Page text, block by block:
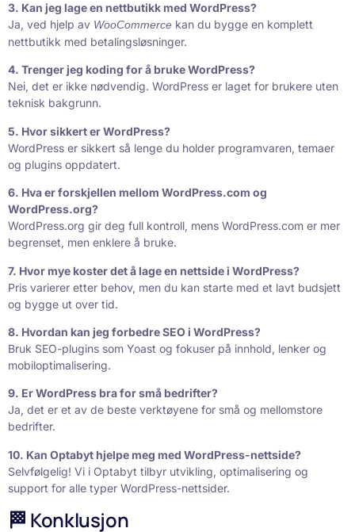
3. Kan jeg lage en nettbutikk med WordPress?
Ja, ved hjelp av WooCommerce kan du bygge en komplett
nettbutikk med betalingsløsninger.
4. Trenger jeg koding for å bruke WordPress?
Nei, det er ikke nødvendig. WordPress er laget for brukere uten
teknisk bakgrunn.
5. Hvor sikkert er WordPress?
WordPress er sikkert så lenge du holder programvaren, temaer
og plugins oppdatert.
6. Hva er forskjellen mellom WordPress.com og
WordPress.org?
WordPress.org gir deg full kontroll, mens WordPress.com er mer
begrenset, men enklere å bruke.
7. Hvor mye koster det å lage en nettside i WordPress?
Pris varierer etter behov, men du kan starte med et lavt budsjett
og bygge ut over tid.
8. Hvordan kan jeg forbedre SEO i WordPress?
Bruk SEO-plugins som Yoast og fokuser på innhold, lenker og
mobiloptimalisering.
9. Er WordPress bra for små bedrifter?
Ja, det er et av de beste verktøyene for små og mellomstore
bedrifter.
10. Kan Optabyt hjelpe meg med WordPress-nettside?
Selvfølgelig! Vi i Optabyt tilbyr utvikling, optimalisering og
support for alle typer WordPress-nettsider.
🏁 Konklusjon